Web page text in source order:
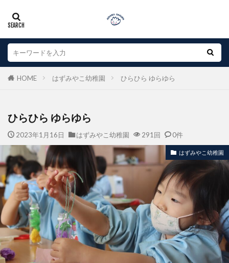
HOME はずみやこ幼稚園 ひらひら ゆらゆら
ひらひら ゆらゆら
2023年1月16日 はずみやこ幼稚園 291回 0件
はずみやこ幼稚園